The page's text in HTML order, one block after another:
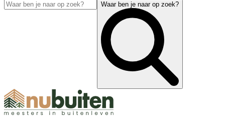
Waar ben je naar op zoek?